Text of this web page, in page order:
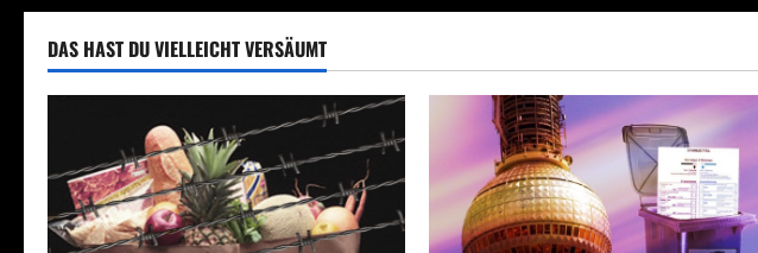
DAS HAST DU VIELLEICHT VERSÄUMT